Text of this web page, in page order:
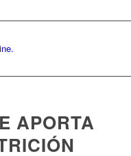
APORTA